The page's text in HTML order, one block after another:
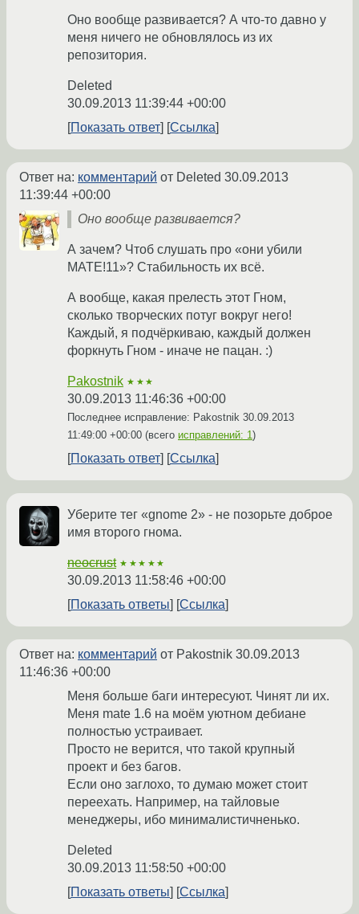
Оно вообще развивается? А что-то давно у
меня ничего не обновлялось из их
репозитория.
Deleted
30.09.2013 11:39:44 +00:00
Показать ответ
Ссылка
Ответ на: комментарий от Deleted 30.09.2013
11:39:44 +00:00
Оно вообще развивается?
А зачем? Чтоб слушать про «они убили
МАТЕ!11»? Стабильность их всё.
А вообще, какая прелесть этот Гном,
сколько творческих потуг вокруг него!
Каждый, я подчёркиваю, каждый должен
форкнуть Гном - иначе не пацан. :)
Pakostnik ★★★
30.09.2013 11:46:36 +00:00
Последнее исправление: Pakostnik 30.09.2013
11:49:00 +00:00 (всего исправлений: 1)
Показать ответ Ссылка
Уберите тег «gnome 2» - не позорьте доброе
имя второго гнома.
neocrust ★★★★★
30.09.2013 11:58:46 +00:00
Показать ответы
Ссылка
Ответ на: комментарий от Pakostnik 30.09.2013
11:46:36 +00:00
Меня больше баги интересуют. Чинят ли их.
Меня mate 1.6 на моём уютном дебиане
полностью устраивает.
Просто не верится, что такой крупный
проект и без багов.
Если оно заглохо, то думаю может стоит
переехать. Например, на тайловые
менеджеры, ибо минималистичненько.
Deleted
30.09.2013 11:58:50 +00:00
Показать ответы
Ссылка